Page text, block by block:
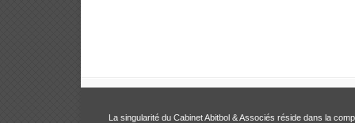
La singularité du Cabinet Abitbol & Associés réside dans la